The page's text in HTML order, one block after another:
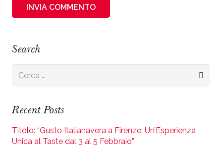
INVIA COMMENTO
Search
Ricerca
Recent Posts
Titolo: “Gusto Italianavera a Firenze: Un’Esperienza
Unica al Taste dal 3 al 5 Febbraio”